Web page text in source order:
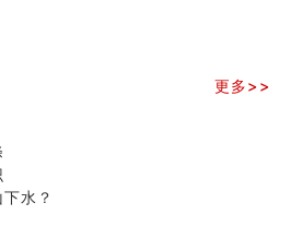
字
男是女
小平命造 (名人八字淺析八）
字
更多>>
水？